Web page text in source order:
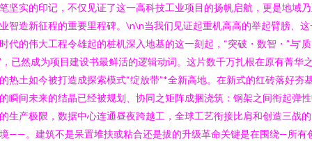
坚实的印记，不仅见证了这一高科技工业项目的扬帆启航，更是地域
智造新征程的重要里程碑。\n\n当我们见证起重机高高的举起臂膀、这
代的伟大工程令雄起的桩机深入地基的这一刻起，“突破・数智・”与‘质
，已然成为项目建设书最鲜活的逻辑动词。这片数千万扎根在原有菁华
热土如今被打造成探索模式“绽放带”*全新高地。在新式的红砖落好夯
瞬间未来的结晶已经被规划、协同之矩阵成捆浇筑：钢架之间衔起弹
生产极限，数据中心连通昼夜跨越工，全球工艺衔接比肩和创造三战
——。建筑不是呆置堆扶或粘合还是拔的升级革命关键是在围绕—所有